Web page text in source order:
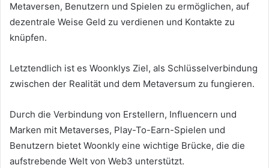
Metaversen, Benutzern und Spielen zu ermöglichen, auf
dezentrale Weise Geld zu verdienen und Kontakte zu
knüpfen.
Letztendlich ist es Woonklys Ziel, als Schlüsselverbindung
zwischen der Realität und dem Metaversum zu fungieren.
Durch die Verbindung von Erstellern, Influencern und
Marken mit Metaverses, Play-To-Earn-Spielen und
Benutzern bietet Woonkly eine wichtige Brücke, die die
aufstrebende Welt von Web3 unterstützt.